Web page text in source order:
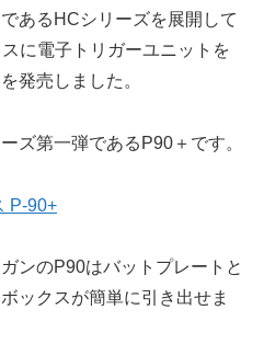
あるHCシリーズを展開して
に電子トリガーユニットを
発売しました。
ズ第一弾であるP90＋です。
P-90+
ンのP90はバットプレートと
ックスが簡単に引き出せま